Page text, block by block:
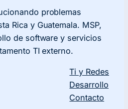
problemas
Rica y Guatemala. MSP,
de software y servicios
TI externo.
Ti y Redes
Desarrollo
Contacto